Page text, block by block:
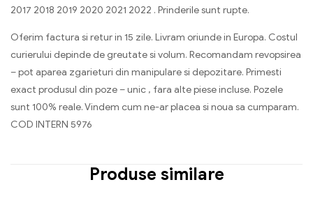
2017 2018 2019 2020 2021 2022 . Prinderile sunt rupte.
Oferim factura si retur in 15 zile. Livram oriunde in Europa. Costul
curierului depinde de greutate si volum. Recomandam revopsirea
– pot aparea zgarieturi din manipulare si depozitare. Primesti
exact produsul din poze – unic , fara alte piese incluse. Pozele
sunt 100% reale. Vindem cum ne-ar placea si noua sa cumparam.
COD INTERN 5976
Produse similare